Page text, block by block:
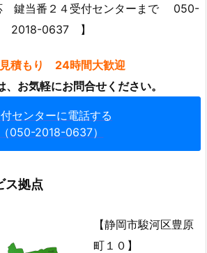
鍵当番２４受付センターまで 050-
2018-0637 】
積もり 24時間大歓迎
、お気軽にお問合せください。
センターに電話する
（050-2018-0637）
拠点
【静岡市駿河区豊原
町１０】